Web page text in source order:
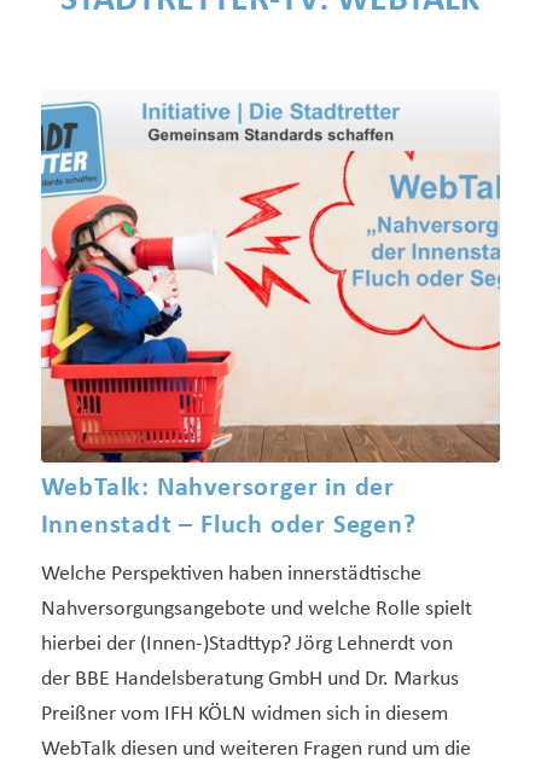
WebTalk: Nahversorger in der
Innenstadt – Fluch oder Segen?
Welche Perspektiven haben innerstädtische
Nahversorgungsangebote und welche Rolle spielt
hierbei der (Innen-)Stadttyp? Jörg Lehnerdt von
der BBE Handelsberatung GmbH und Dr. Markus
Preißner vom IFH KÖLN widmen sich in diesem
WebTalk diesen und weiteren Fragen rund um die